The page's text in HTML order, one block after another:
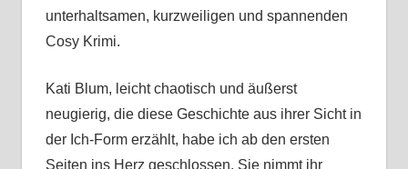
unterhaltsamen, kurzweiligen und spannenden
Cosy Krimi.
Kati Blum, leicht chaotisch und äußerst
neugierig, die diese Geschichte aus ihrer Sicht in
der Ich-Form erzählt, habe ich ab den ersten
Seiten ins Herz geschlossen. Sie nimmt ihr